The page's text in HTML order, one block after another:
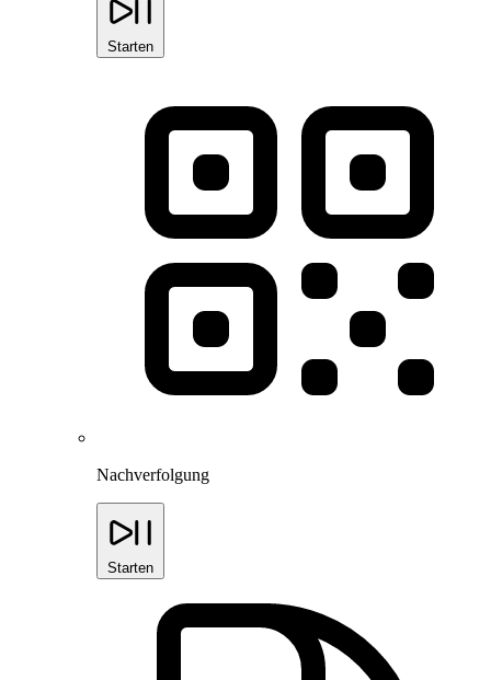
Starten
Nachverfolgung
Starten